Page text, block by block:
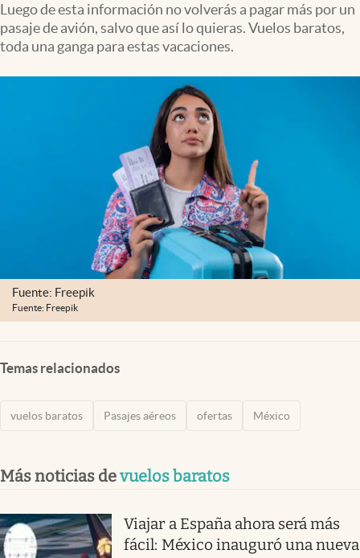
Tv
Clima
Espiritualidad
Luego de esta información no volverás a pagar más por un
pasaje de avión, salvo que así lo quieras. Vuelos baratos,
toda una ganga para estas vacaciones.
Fuente: Freepik
Fuente: Freepik
Temas relacionados
vuelos baratos Pasajes aéreos ofertas México
Más noticias devuelos baratos
Viajar a España ahora será más
fácil: México inauguró una nueva